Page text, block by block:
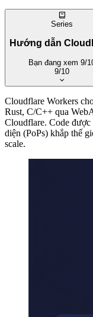
Series
Hướng dẫn
Bạn đang xem 9/
9/10
1. CloudFlare
2. Hướng
3. Hướng
6.
7.
8. Hướng
Cloudflare Workers
Rust, C/C++ qua
Cloudflare. Code
diện (PoPs) khắp thế
scale.